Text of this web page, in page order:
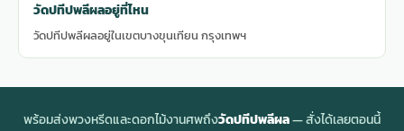
วัดปทีปพลีผลอยู่ที่ไหน
วัดปทีปพลีผลอยู่ในเขตบางขุนเทียน กรุงเทพฯ
พร้อมส่งพวงหรีดและดอกไม้งานศพถึงวัดปทีปพลีผล— สั่งได้เลยตอนนี้